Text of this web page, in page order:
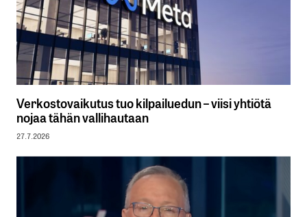
Verkostovaikutus tuo kilpailuedun – viisi yhtiötä
nojaa tähän vallihautaan
27.7.2026